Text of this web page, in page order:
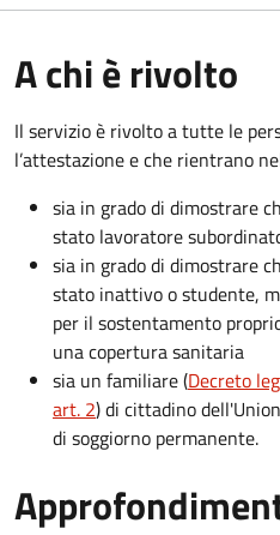
A chi è rivolto
Il servizio è rivolto a tutte le
l’attestazione e che rientrano
sia in grado di dimostrare
stato lavoratore
sia in grado di dimostrare
stato inattivo o studente,
per il sostentamento
una copertura sanitaria
sia un familiare (Decreto
art. 2) di cittadino
di soggiorno permanente.